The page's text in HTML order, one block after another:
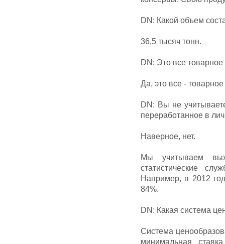
DN: Какой объем
36,5 тысяч тонн.
DN: Это все
Да, это все -
DN: Вы не
переработанное в
Наверное, нет.
Мы учитываем
статистические
Например, в 2012
84%.
DN: Какая система
Система
минимальная